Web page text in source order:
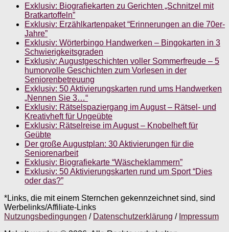
Exklusiv: Biografiekarten zu Gerichten „Schnitzel mit
Bratkartoffeln”
Exklusiv: Erzählkartenpaket “Erinnerungen an die 70er-
Jahre”
Exklusiv: Wörterbingo Handwerken – Bingokarten in 3
Schwierigkeitsgraden
Exklusiv: Augustgeschichten voller Sommerfreude – 5
humorvolle Geschichten zum Vorlesen in der
Seniorenbetreuung
Exklusiv: 50 Aktivierungskarten rund ums Handwerken
„Nennen Sie 3…“
Exklusiv: Rätselspaziergang im August – Rätsel- und
Kreativheft für Ungeübte
Exklusiv: Rätselreise im August – Knobelheft für
Geübte
Der große Augustplan: 30 Aktivierungen für die
Seniorenarbeit
Exklusiv: Biografiekarte “Wäscheklammern”
Exklusiv: 50 Aktivierungskarten rund um Sport “Dies
oder das?”
*Links, die mit einem Sternchen gekennzeichnet sind, sind
Werbelinks/Affiliate-Links
Nutzungsbedingungen / Datenschutzerklärung / Impressum